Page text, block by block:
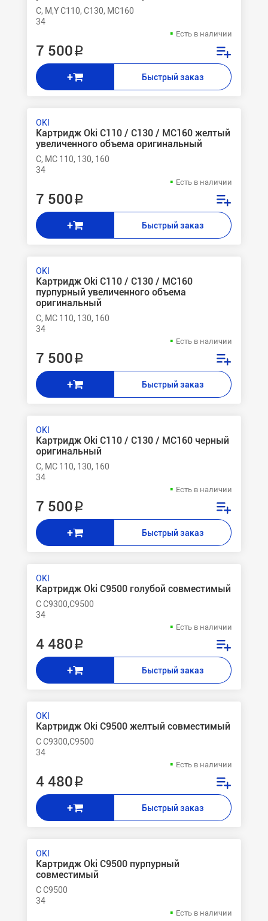
C, M,Y C110, C130, MC160
34
Есть в наличии
7 500 ₽
+ Быстрый заказ
OKI
Картридж Oki C110 / C130 / MC160 желтый
увеличенного объема оригинальный
C, MC 110, 130, 160
34
Есть в наличии
7 500 ₽
+ Быстрый заказ
OKI
Картридж Oki C110 / C130 / MC160
пурпурный увеличенного объема
оригинальный
C, MC 110, 130, 160
34
Есть в наличии
7 500 ₽
+ Быстрый заказ
OKI
Картридж Oki C110 / C130 / MC160 черный
оригинальный
C, MC 110, 130, 160
34
Есть в наличии
7 500 ₽
+ Быстрый заказ
OKI
Картридж Oki C9500 голубой совместимый
C C9300,C9500
34
Есть в наличии
4 480 ₽
+ Быстрый заказ
OKI
Картридж Oki C9500 желтый совместимый
C C9300,C9500
34
Есть в наличии
4 480 ₽
+ Быстрый заказ
OKI
Картридж Oki C9500 пурпурный
совместимый
C C9500
34
Есть в наличии